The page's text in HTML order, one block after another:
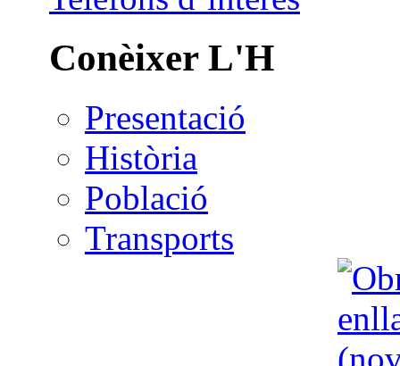
Conèixer L'H
Presentació
Història
Població
Transports